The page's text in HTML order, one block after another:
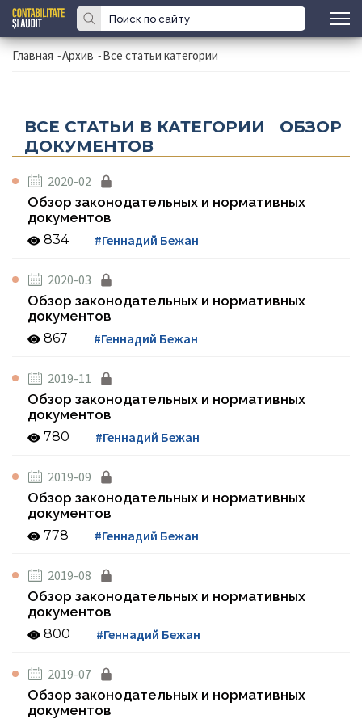
Главная -Архив -Все статьи категории
ВСЕ СТАТЬИ В КАТЕГОРИИ ОБЗОР
ДОКУМЕНТОВ
2020-02
Обзор законодательных и нормативных
документов
834 #Геннадий Бежан
2020-03
Обзор законодательных и нормативных
документов
867 #Геннадий Бежан
2019-11
Обзор законодательных и нормативных
документов
780 #Геннадий Бежан
2019-09
Обзор законодательных и нормативных
документов
778 #Геннадий Бежан
2019-08
Обзор законодательных и нормативных
документов
800 #Геннадий Бежан
2019-07
Обзор законодательных и нормативных
документов